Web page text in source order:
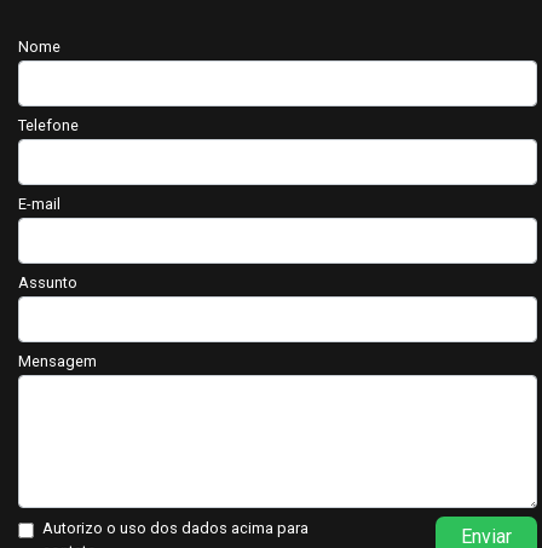
Nome
Telefone
E-mail
Assunto
Mensagem
Autorizo o uso dos dados acima para
Enviar